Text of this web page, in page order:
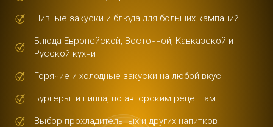
Пивные закуски и блюда для больших кампаний
Блюда Европейской, Восточной, Кавказской и
Русской кухни
Горячие и холодные закуски на любой вкус
Бургеры и пицца, по авторским рецептам
Выбор прохладительных и других напитков